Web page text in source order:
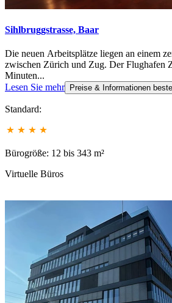
Sihlbruggstrasse, Baar
Die neuen Arbeitsplätze liegen an einem
zwischen Zürich und Zug. Der Flughafen
Minuten...
Lesen Sie mehr
Preise & Informationen
Standard:
Bürogröße: 12 bis 343 m²
Virtuelle Büros